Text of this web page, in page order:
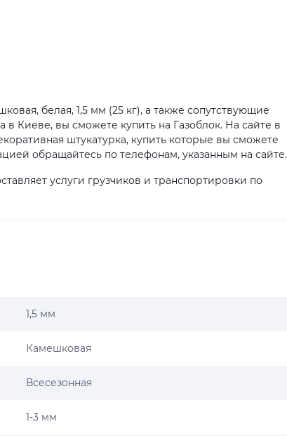
белая, 1,5 мм (25 кг), а также сопутствующие
Киеве, вы сможете купить на Газоблок. На сайте в
штукатурка, купить которые вы сможете
обращайтесь по телефонам, указанным на сайте.
услуги грузчиков и транспортировки по
1,5 мм
Камешковая
Всесезонная
1-3 мм